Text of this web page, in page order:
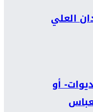
العلي
أو